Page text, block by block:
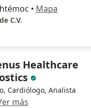
• Mapa
C.V.
Healthcare
Cardiólogo, Analista
más